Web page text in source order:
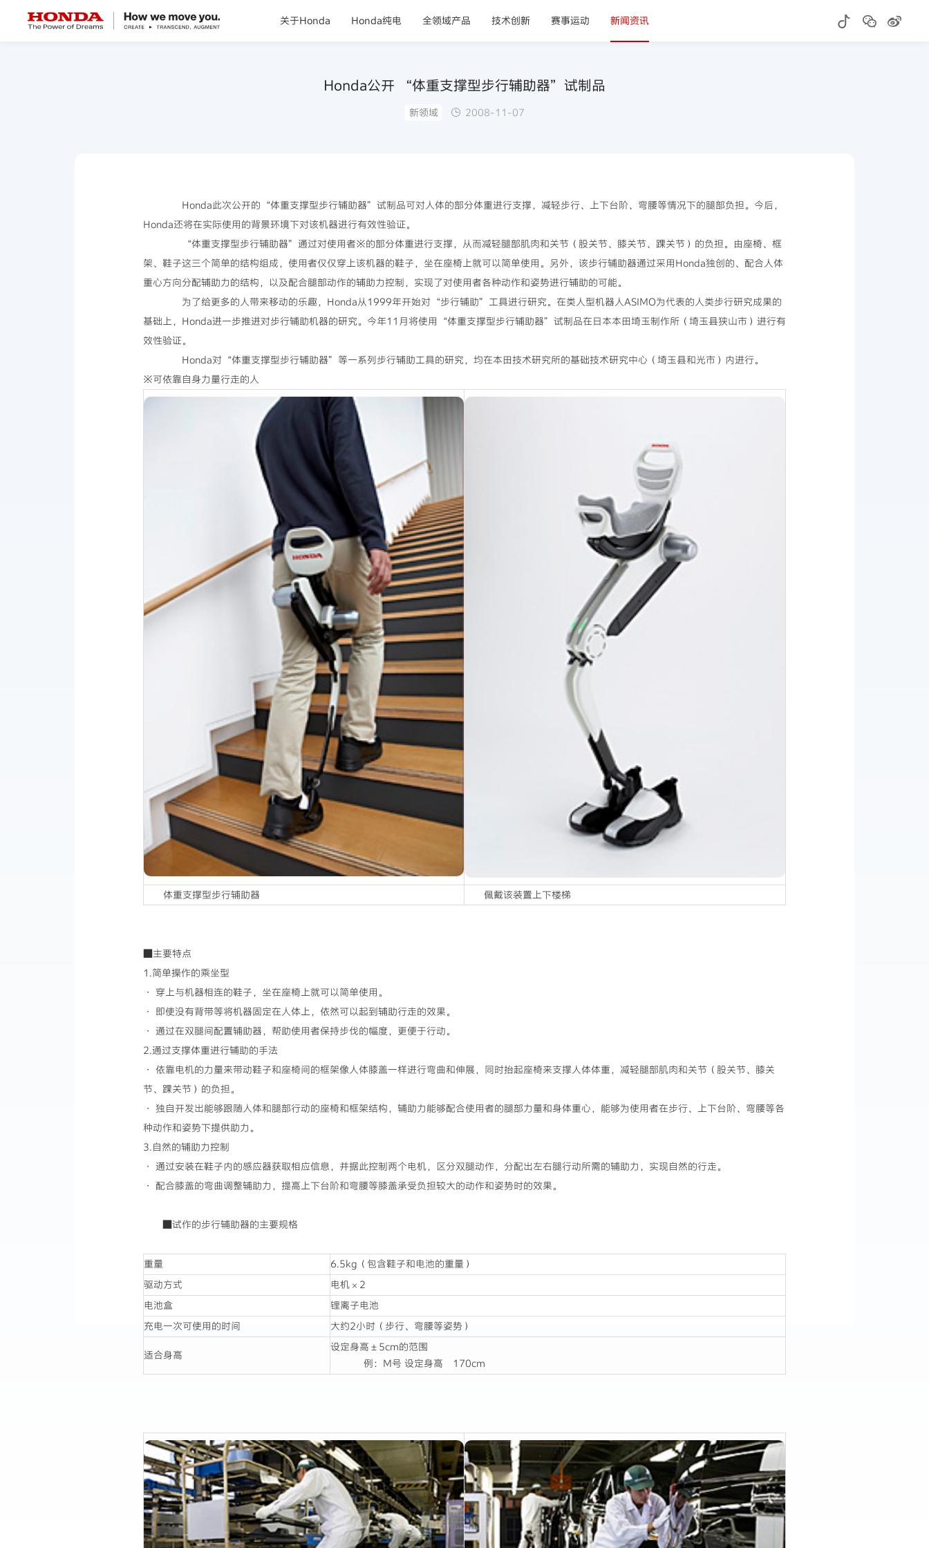
关于Honda Honda纯电 全领域产品 技术创新 赛事运动 新闻资讯
Honda公开 “体重支撑型步行辅助器”试制品
新领域 2008-11-07
Honda此次公开的“体重支撑型步行辅助器”试制品可对人体的部分体重进行支撑，减轻步行、上下台阶、弯腰等情况下的腿部负担。今后，
Honda还将在实际使用的背景环境下对该机器进行有效性验证。
“体重支撑型步行辅助器”通过对使用者※的部分体重进行支撑，从而减轻腿部肌肉和关节（股关节、膝关节、踝关节）的负担。由座椅、框
架、鞋子这三个简单的结构组成，使用者仅仅穿上该机器的鞋子，坐在座椅上就可以简单使用。另外，该步行辅助器通过采用Honda独创的、配合人体
重心方向分配辅助力的结构，以及配合腿部动作的辅助力控制，实现了对使用者各种动作和姿势进行辅助的可能。
为了给更多的人带来移动的乐趣，Honda从1999年开始对“步行辅助”工具进行研究。在类人型机器人ASIMO为代表的人类步行研究成果的
基础上，Honda进一步推进对步行辅助机器的研究。今年11月将使用“体重支撑型步行辅助器”试制品在日本本田埼玉制作所（埼玉县狭山市）进行有
效性验证。
Honda对“体重支撑型步行辅助器”等一系列步行辅助工具的研究，均在本田技术研究所的基础技术研究中心（埼玉县和光市）内进行。
※可依靠自身力量行走的人
体重支撑型步行辅助器 佩戴该装置上下楼梯
■主要特点
1.简单操作的乘坐型
· 穿上与机器相连的鞋子，坐在座椅上就可以简单使用。
· 即使没有背带等将机器固定在人体上，依然可以起到辅助行走的效果。
· 通过在双腿间配置辅助器，帮助使用者保持步伐的幅度，更便于行动。
2.通过支撑体重进行辅助的手法
· 依靠电机的力量来带动鞋子和座椅间的框架像人体膝盖一样进行弯曲和伸展，同时抬起座椅来支撑人体体重，减轻腿部肌肉和关节（股关节、膝关
节、踝关节）的负担。
· 独自开发出能够跟随人体和腿部行动的座椅和框架结构，辅助力能够配合使用者的腿部力量和身体重心，能够为使用者在步行、上下台阶、弯腰等各
种动作和姿势下提供助力。
3.自然的辅助力控制
· 通过安装在鞋子内的感应器获取相应信息，并据此控制两个电机，区分双腿动作，分配出左右腿行动所需的辅助力，实现自然的行走。
· 配合膝盖的弯曲调整辅助力，提高上下台阶和弯腰等膝盖承受负担较大的动作和姿势时的效果。
■试作的步行辅助器的主要规格
重量
6.5kg（包含鞋子和电池的重量）
驱动方式
电机×2
电池盒
锂离子电池
充电一次可使用的时间
大约2小时（步行、弯腰等姿势）
适合身高
设定身高±5cm的范围
例：M号 设定身高 170cm